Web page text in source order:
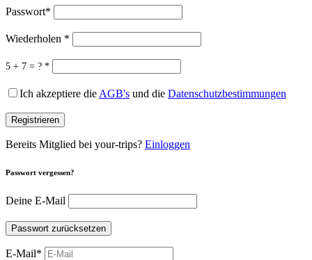
Passwort*
Wiederholen *
5 + 7 = ? *
Ich akzeptiere die AGB's und die Datenschutzbestimmungen
Registrieren
Bereits Mitglied bei your-trips? Einloggen
Passwort vergessen?
Deine E-Mail
Passwort zurücksetzen
E-Mail*